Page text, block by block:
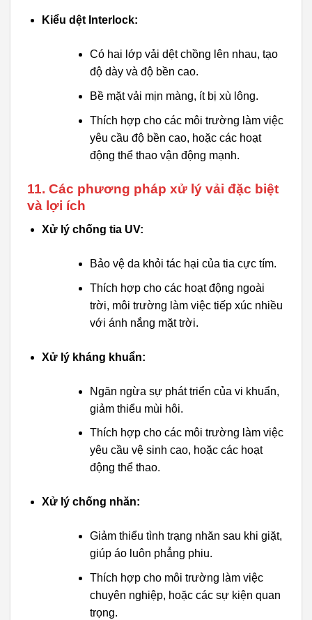
Kiểu dệt Interlock:
Có hai lớp vải dệt chồng lên nhau, tạo
độ dày và độ bền cao.
Bề mặt vải mịn màng, ít bị xù lông.
Thích hợp cho các môi trường làm việc
yêu cầu độ bền cao, hoặc các hoạt
động thể thao vận động mạnh.
11. Các phương pháp xử lý vải đặc biệt
và lợi ích
Xử lý chống tia UV:
Bảo vệ da khỏi tác hại của tia cực tím.
Thích hợp cho các hoạt động ngoài
trời, môi trường làm việc tiếp xúc nhiều
với ánh nắng mặt trời.
Xử lý kháng khuẩn:
Ngăn ngừa sự phát triển của vi khuẩn,
giảm thiểu mùi hôi.
Thích hợp cho các môi trường làm việc
yêu cầu vệ sinh cao, hoặc các hoạt
động thể thao.
Xử lý chống nhăn:
Giảm thiểu tình trạng nhăn sau khi giặt,
giúp áo luôn phẳng phiu.
Thích hợp cho môi trường làm việc
chuyên nghiệp, hoặc các sự kiện quan
trọng.